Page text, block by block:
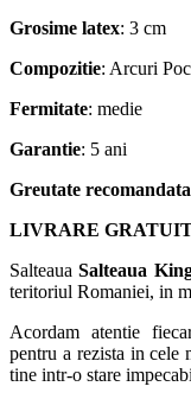
Grosime latex: 3 cm
Compozitie: Arcuri
Fermitate: medie
Garantie: 5 ani
Greutate recomandata
LIVRARE
SalteauaSalteaua
teritoriul Romaniei, in
Acordam atentie
pentru a rezista in cele
tine intr-o stare